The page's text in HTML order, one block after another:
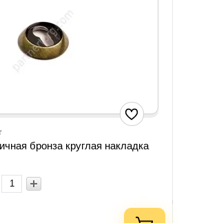
бронза круглая накладка